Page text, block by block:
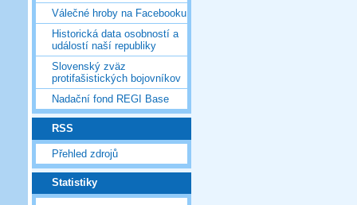
Válečné hroby na Facebooku
Historická data osobností a
událostí naší republiky
Slovenský zväz
protifašistických bojovníkov
Nadační fond REGI Base
RSS
Přehled zdrojů
Statistiky